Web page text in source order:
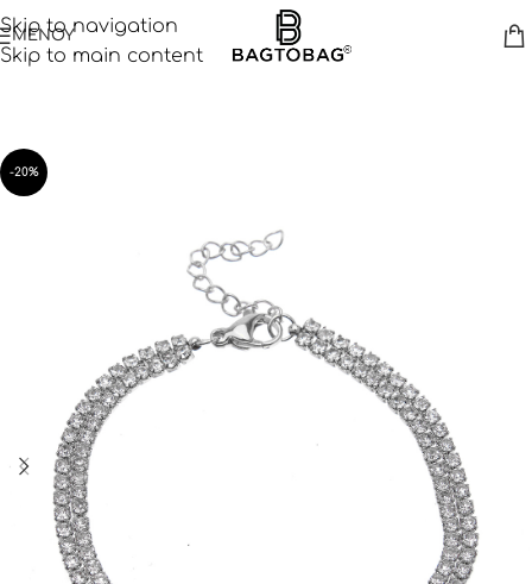
Skip to navigation
Skip to main content
ΜΕΝΟΥ
-20%